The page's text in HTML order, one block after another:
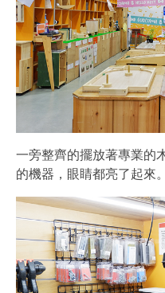
一旁整齊的擺放著專業的
的機器，眼睛都亮了起來。